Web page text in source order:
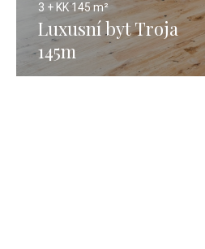
3 + KK 145 m²
Luxusní byt Troja
145m